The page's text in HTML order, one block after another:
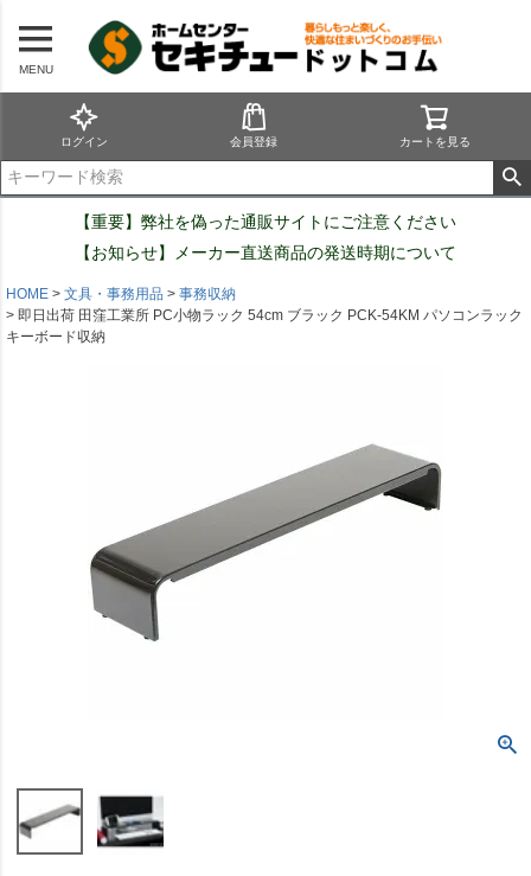
MENU
ログイン 会員登録 カートを見る
【重要】弊社を偽った通販サイトにご注意ください
【お知らせ】メーカー直送商品の発送時期について
HOME 文具・事務用品
事務収納
即日出荷 田窪工業所 PC小物ラック 54cm ブラック PCK-54KM パソコンラック
キーボード収納